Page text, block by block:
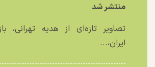
منتشر شد
تصاویر تازه‌ای از هدیه تهرانی،
ایران،...